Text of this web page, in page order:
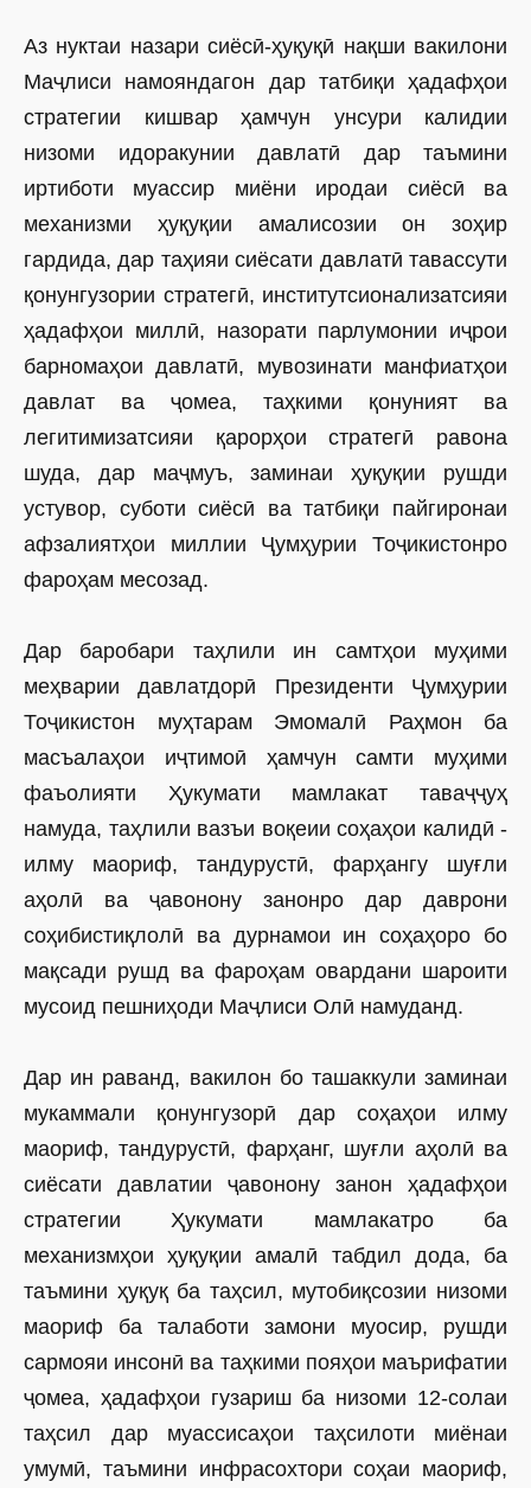
Аз нуктаи назари сиёсӣ-ҳуқуқӣ нақши вакилони
Маҷлиси намояндагон дар татбиқи ҳадафҳои
стратегии кишвар ҳамчун унсури калидии
низоми идоракунии давлатӣ дар таъмини
иртиботи муассир миёни иродаи сиёсӣ ва
механизми ҳуқуқии амалисозии он зоҳир
гардида, дар таҳияи сиёсати давлатӣ тавассути
қонунгузории стратегӣ, институтсионализатсияи
ҳадафҳои миллӣ, назорати парлумонии иҷрои
барномаҳои давлатӣ, мувозинати манфиатҳои
давлат ва ҷомеа, таҳкими қонуният ва
легитимизатсияи қарорҳои стратегӣ равона
шуда, дар маҷмуъ, заминаи ҳуқуқии рушди
устувор, суботи сиёсӣ ва татбиқи пайгиронаи
афзалиятҳои миллии Ҷумҳурии Тоҷикистонро
фароҳам месозад.
Дар баробари таҳлили ин самтҳои муҳими
меҳварии давлатдорӣ Президенти Ҷумҳурии
Тоҷикистон муҳтарам Эмомалӣ Раҳмон ба
масъалаҳои иҷтимоӣ ҳамчун самти муҳими
фаъолияти Ҳукумати мамлакат таваҷҷуҳ
намуда, таҳлили вазъи воқеии соҳаҳои калидӣ -
илму маориф, тандурустӣ, фарҳангу шуғли
аҳолӣ ва ҷавонону занонро дар даврони
соҳибистиқлолӣ ва дурнамои ин соҳаҳоро бо
мақсади рушд ва фароҳам овардани шароити
мусоид пешниҳоди Маҷлиси Олӣ намуданд.
Дар ин раванд, вакилон бо ташаккули заминаи
мукаммали қонунгузорӣ дар соҳаҳои илму
маориф, тандурустӣ, фарҳанг, шуғли аҳолӣ ва
сиёсати давлатии ҷавонону занон ҳадафҳои
стратегии Ҳукумати мамлакатро ба
механизмҳои ҳуқуқии амалӣ табдил дода, ба
таъмини ҳуқуқ ба таҳсил, мутобиқсозии низоми
маориф ба талаботи замони муосир, рушди
сармояи инсонӣ ва таҳкими пояҳои маърифатии
ҷомеа, ҳадафҳои гузариш ба низоми 12-солаи
таҳсил дар муассисаҳои таҳсилоти миёнаи
умумӣ, таъмини инфрасохтори соҳаи маориф,